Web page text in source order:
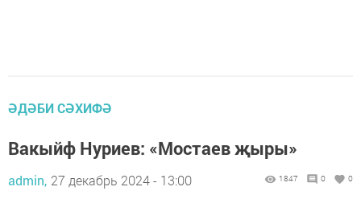
ӘДӘБИ СӘХИФӘ
Вакыйф Нуриев: «Мостаев җыры»
admin, 27 декабрь 2024 - 13:00 1847 0 0